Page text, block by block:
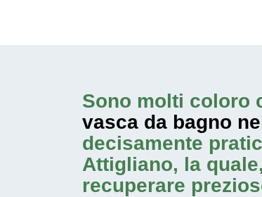
Sono molti coloro
vasca da bagno
decisamente
Attigliano, la
recuperare